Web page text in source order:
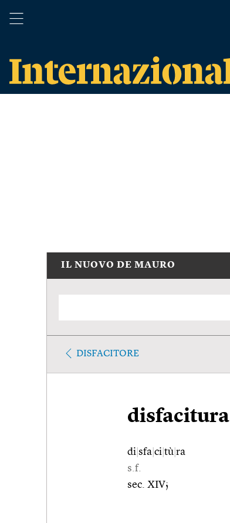
IL NUOVO DE MAURO
DISFACITORE
disfacitura
di sfa ci tù ra
s.f.
sec. XIV;